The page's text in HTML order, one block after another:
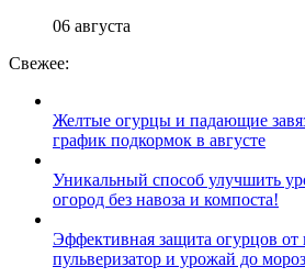
06 августа
Свежее:
Желтые огурцы и падающие
график подкормок в августе
Уникальный способ улучшить
огород без навоза и компоста!
Эффективная защита огурцов
пульверизатор и урожай до